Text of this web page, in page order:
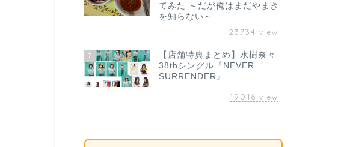
てみた ～だが俺はまだやまき
を知らない～
23734 view
7
【店舗特典まとめ】水樹奈々
38thシングル『NEVER
SURRENDER』
19016 view